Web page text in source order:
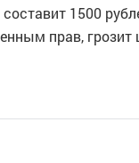
1500
прав,